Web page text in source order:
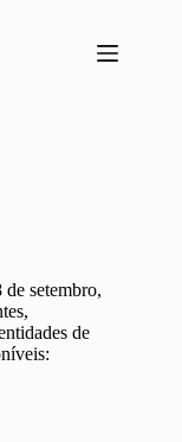
setembro,
de